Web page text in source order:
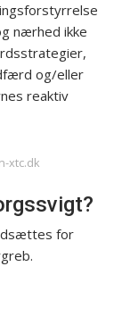
nærhed ikke
og/eller
reaktiv
xtc.dk
for